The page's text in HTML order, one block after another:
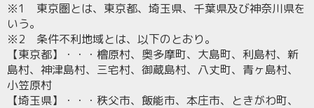
※1 東京圏とは、東京都、埼玉県、千葉県及び神奈川県を
いう。
※2 条件不利地域とは、以下のとおり。
【東京都】・・・檜原村、奥多摩町、大島町、利島村、新
島村、神津島村、三宅村、御蔵島村、八丈町、青ヶ島村、
小笠原村
【埼玉県】・・・秩父市、飯能市、本庄市、ときがわ町、